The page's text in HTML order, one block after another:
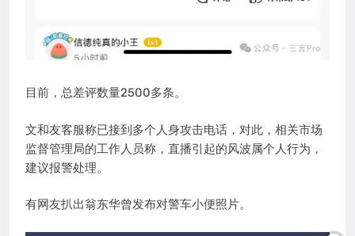
目前，总差评数量2500多条。
文和友客服称已接到多个人身攻击电话，对此，相关市场
监督管理局的工作人员称，直播引起的风波属个人行为，
建议报警处理。
有网友扒出翁东华曾发布对警车小便照片。